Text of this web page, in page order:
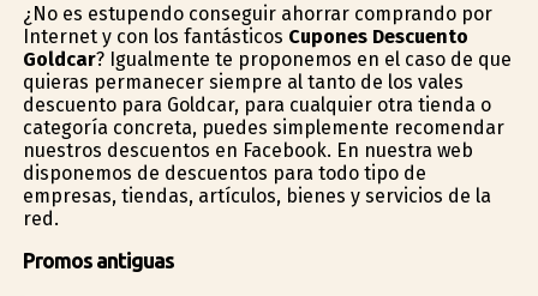
¿No es estupendo conseguir ahorrar comprando por
Internet y con los fantásticos Cupones Descuento
Goldcar? Igualmente te proponemos en el caso de que
quieras permanecer siempre al tanto de los vales
descuento para Goldcar, para cualquier otra tienda o
categoría concreta, puedes simplemente recomendar
nuestros descuentos en Facebook. En nuestra web
disponemos de descuentos para todo tipo de
empresas, tiendas, artículos, bienes y servicios de la
red.
Promos antiguas